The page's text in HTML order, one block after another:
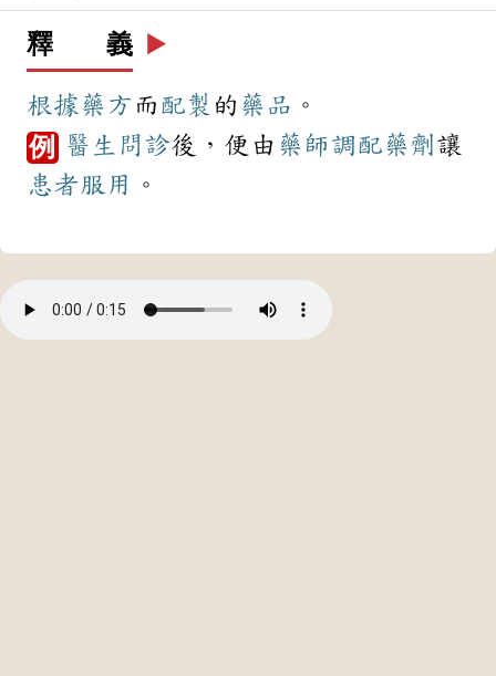
釋 義 ▶️
根據 藥方 而 配製 的 藥品 。
例 醫生 問診後，便由 藥師調配藥劑讓
患者服用 。